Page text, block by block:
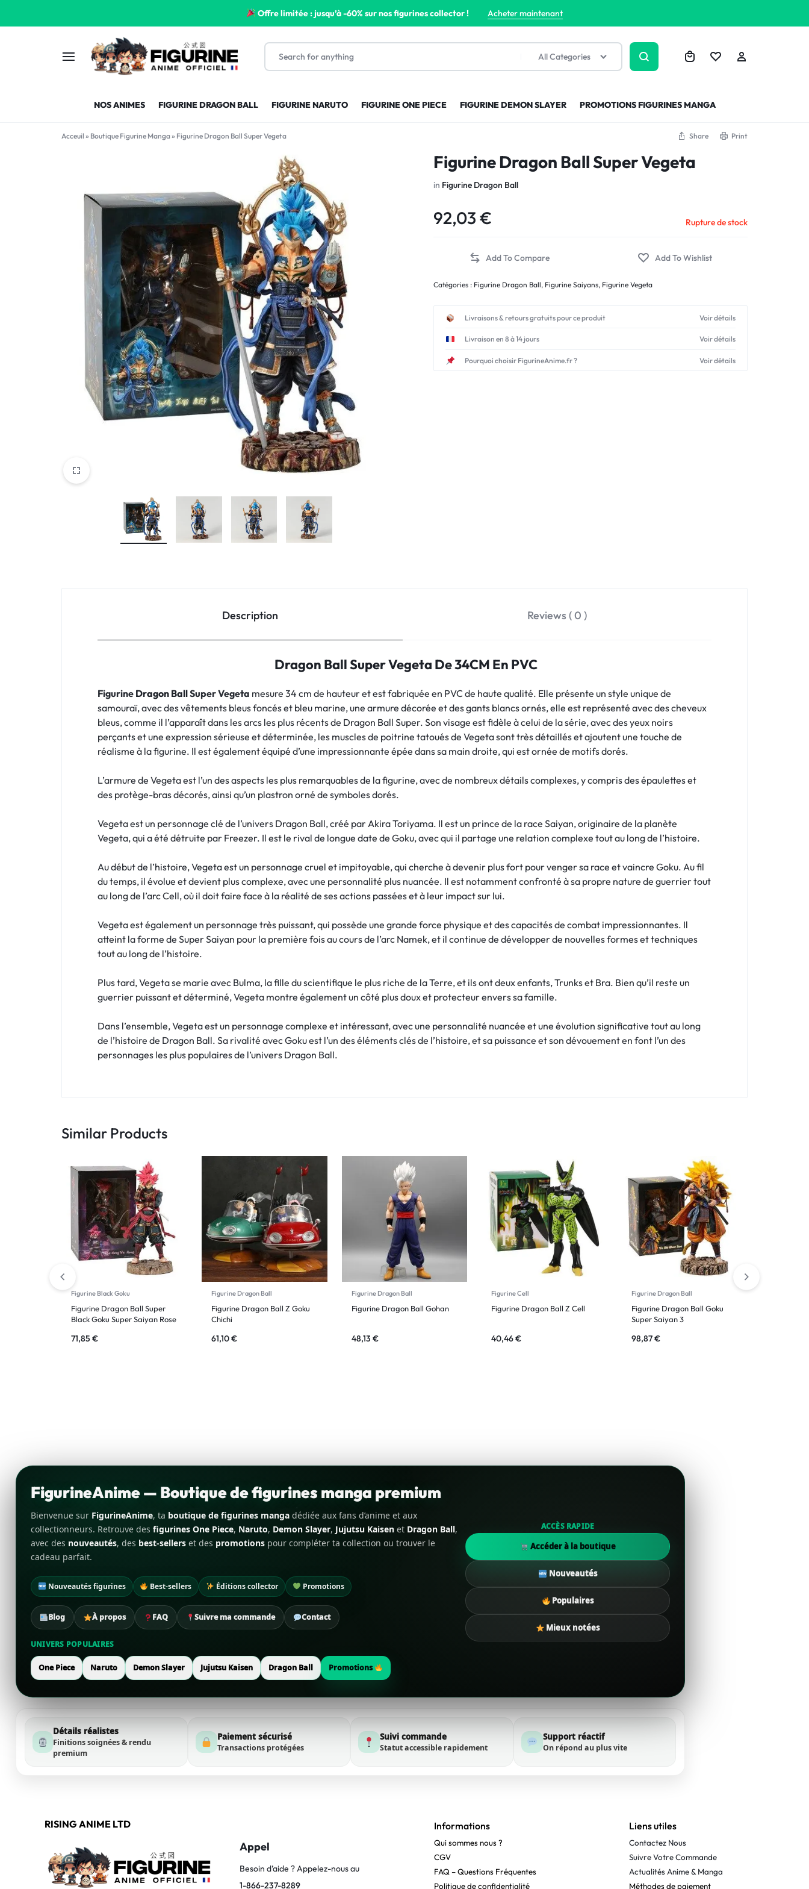
Offre limitée : jusqu’à -60% sur nos figurines collector ! Acheter maintenant
FRANCE
FRANCE
All Categories
NOS ANIMES FIGURINE DRAGON BALL FIGURINE NARUTO FIGURINE ONE PIECE FIGURINE DEMON SLAYER PROMOTIONS FIGURINES MANGA
Acceuil » Boutique Figurine Manga» Figurine Dragon Ball Super Vegeta Share Print
Figurine Dragon Ball Super Vegeta
in Figurine Dragon Ball
92,03€ Rupture de stock
Catégories : Figurine Dragon Ball, Figurine Saiyans, Figurine Vegeta
Livraisons & retours gratuits pour ce produit Voir détails
Livraison en 8 à 14 jours Voir détails
Pourquoi choisir FigurineAnime.fr ? Voir détails
Description Reviews ( 0 )
Dragon Ball Super Vegeta De 34CM En PVC
Figurine Dragon BallSuper Vegeta mesure 34 cm de hauteur et est fabriquée en PVC de haute qualité. Elle présente un style unique de
samouraï, avec des vêtements bleus foncés et bleu marine, une armure décorée et des gants blancs ornés, elle est représenté avec des cheveux
bleus, comme il l’apparaît dans les arcs les plus récents de Dragon Ball Super. Son visage est fidèle à celui de la série, avec des yeux noirs
perçants et une expression sérieuse et déterminée, les muscles de poitrine tatoués de Vegeta sont très détaillés et ajoutent une touche de
réalisme à la figurine. Il est également équipé d’une impressionnante épée dans sa main droite, qui est ornée de motifs dorés.
L’armure de Vegeta est l’un des aspects les plus remarquables de la figurine, avec de nombreux détails complexes, y compris des épaulettes et
des protège-bras décorés, ainsi qu’un plastron orné de symboles dorés.
Vegeta est un personnage clé de l’univers Dragon Ball, créé par Akira Toriyama. Il est un prince de la race Saiyan, originaire de la planète
Vegeta, qui a été détruite par Freezer. Il est le rival de longue date de Goku, avec qui il partage une relation complexe tout au long de l’histoire.
Au début de l’histoire, Vegeta est un personnage cruel et impitoyable, qui cherche à devenir plus fort pour venger sa race et vaincre Goku. Au fil
du temps, il évolue et devient plus complexe, avec une personnalité plus nuancée. Il est notamment confronté à sa propre nature de guerrier tout
au long de l’arc Cell, où il doit faire face à la réalité de ses actions passées et à leur impact sur lui.
Vegeta est également un personnage très puissant, qui possède une grande force physique et des capacités de combat impressionnantes. Il
atteint la forme de Super Saiyan pour la première fois au cours de l’arc Namek, et il continue de développer de nouvelles formes et techniques
tout au long de l’histoire.
Plus tard, Vegeta se marie avec Bulma, la fille du scientifique le plus riche de la Terre, et ils ont deux enfants, Trunks et Bra. Bien qu’il reste un
guerrier puissant et déterminé, Vegeta montre également un côté plus doux et protecteur envers sa famille.
Dans l’ensemble, Vegeta est un personnage complexe et intéressant, avec une personnalité nuancée et une évolution significative tout au long
de l’histoire de Dragon Ball. Sa rivalité avec Goku est l’un des éléments clés de l’histoire, et sa puissance et son dévouement en font l’un des
personnages les plus populaires de l’univers Dragon Ball.
Similar Products
Figurine Black Goku
Figurine Dragon Ball Super
Black Goku Super Saiyan Rose
71,85 €
Figurine Dragon Ball
Figurine Dragon Ball Z Goku
Chichi
61,10€
Figurine Dragon Ball
Figurine Dragon Ball Gohan
48,13 €
Figurine Cell
Figurine Dragon Ball Z Cell
40,46€
Figurine Dragon Ball
Figurine Dragon Ball Goku
Super Saiyan 3
98,87€
FigurineAnime — Boutique de figurines manga premium
Bienvenue sur FigurineAnime, ta boutique de figurines manga dédiée aux fans d’anime et aux
collectionneurs. Retrouve des figurines One Piece, Naruto, Demon Slayer, Jujutsu Kaisen et Dragon Ball,
avec des nouveautés, des best-sellers et des promotions pour compléter ta collection ou trouver le
cadeau parfait.
Nouveautés figurines Best-sellers Éditions collector Promotions
Blog À propos FAQ Suivre ma commande Contact
UNIVERS POPULAIRES
One Piece Naruto Demon Slayer Jujutsu Kaisen Dragon Ball Promotions
ACCÈS RAPIDE
Accéder à la boutique
Nouveautés
Populaires
Mieux notées
Détails réalistes
Finitions soignées & rendu
premium
Paiement sécurisé
Transactions protégées
Suivi commande
Statut accessible rapidement
Support réactif
On répond au plus vite
RISING ANIME LTD
Appel
Besoin d’aide ? Appelez-nous au
1-866-237-8289
Informations
Qui sommes nous ?
CGV
FAQ – Questions Fréquentes
Politique de confidentialité
Liens utiles
Contactez Nous
Suivre Votre Commande
Actualités Anime & Manga
Méthodes de paiement